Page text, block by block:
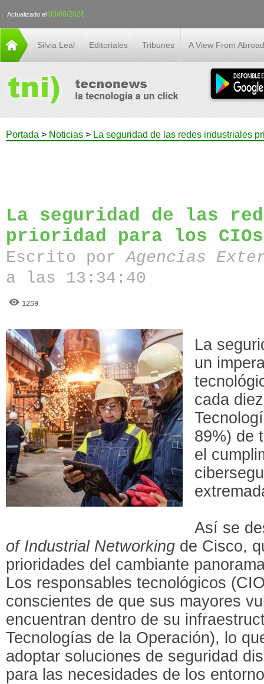
Actualizado el 03/08/2026
Silvia Leal Editoriales Tribunes A View From Abroad
Portada > Noticias > La seguridad de las redes industriales
La seguridad de las
prioridad para los CIOs
Escrito porAgencias
a las 13:34:40
1259
La
un
cada
89%) de
el
Así se
of Industrial Networking de Cisco,
prioridades del cambiante
Los responsables tecnológicos
conscientes de que sus mayores
encuentran dentro de su
Tecnologías de la Operación), lo
adoptar soluciones de seguridad
para las necesidades de los